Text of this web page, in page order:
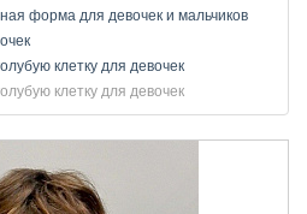
форма для девочек и мальчиков
клетку для девочек
клетку для девочек